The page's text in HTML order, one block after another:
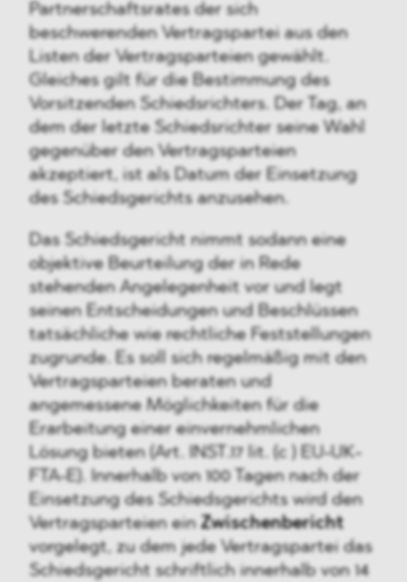
Partnerschaftsrates der sich
beschwerenden Vertragspartei aus den
Listen der Vertragsparteien gewählt.
Gleiches gilt für die Bestimmung des
Vorsitzenden Schiedsrichters. Der Tag, an
dem der letzte Schiedsrichter seine Wahl
gegenüber den Vertragsparteien
akzeptiert, ist als Datum der Einsetzung
des Schiedsgerichts anzusehen.
Das Schiedsgericht nimmt sodann eine
objektive Beurteilung der in Rede
stehenden Angelegenheit vor und legt
seinen Entscheidungen und Beschlüssen
tatsächliche wie rechtliche Feststellungen
zugrunde. Es soll sich regelmäßig mit den
Vertragsparteien beraten und
angemessene Möglichkeiten für die
Erarbeitung einer einvernehmlichen
Lösung bieten (Art. INST.17 lit. (c ) EU-UK-
FTA-E). Innerhalb von 100 Tagen nach der
Einsetzung des Schiedsgerichts wird den
Vertragsparteien einZwischenbericht
vorgelegt, zu dem jede Vertragspartei das
Schiedsgericht schriftlich innerhalb von 14